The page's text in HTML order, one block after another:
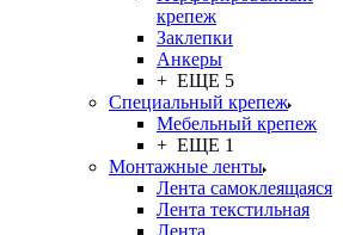
крепеж
Заклепки
Анкеры
+ ЕЩЕ 5
Специальный крепеж
Мебельный крепеж
+ ЕЩЕ 1
Монтажные ленты
Лента самоклеящаяся
Лента текстильная
Лента